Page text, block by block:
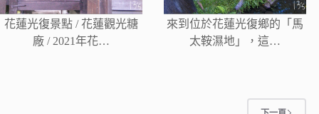
花蓮光復景點 / 花蓮觀光糖
廠 / 2021年花…
來到位於花蓮光復鄉的「馬
太鞍濕地」，這…